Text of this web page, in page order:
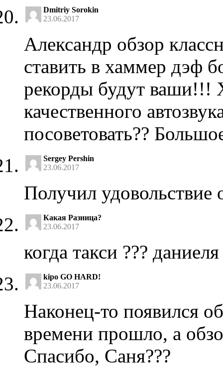
Dmitriy Sorokin
23.06.2017
Александр обзор
ставить в хаммер дэф
рекорды будут ваши!!!
качественного
посоветовать??
Sergey Pershin
23.06.2017
Получил удовольствие
Какая Разница?
23.06.2017
когда такси ??? даниеля
kipo GO HARD!
23.06.2017
Наконец-то появился
времени прошло, а
Спасибо, Саня???